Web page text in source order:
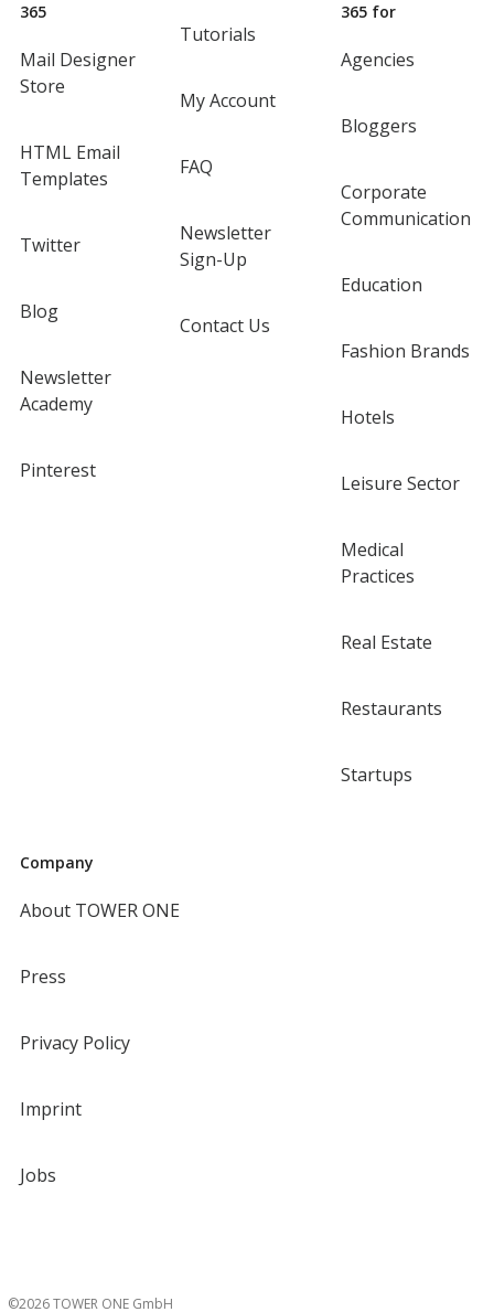
365
Mail Designer
Store
HTML Email
Templates
Twitter
Blog
Newsletter
Academy
Pinterest
Tutorials
My Account
FAQ
Newsletter
Sign-Up
Contact Us
365 for
Agencies
Bloggers
Corporate
Communication
Education
Fashion Brands
Hotels
Leisure Sector
Medical
Practices
Real Estate
Restaurants
Startups
Company
About TOWER ONE
Press
Privacy Policy
Imprint
Jobs
©2026 TOWER ONE GmbH